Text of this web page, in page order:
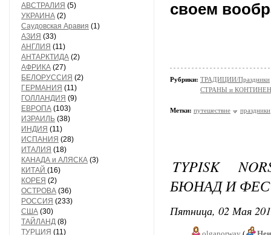
АВСТРАЛИЯ (5)
УКРАИНА (2)
Саудовская Аравия (1)
АЗИЯ (33)
АНГЛИЯ (11)
АНТАРКТИДА (2)
АФРИКА (27)
БЕЛОРУССИЯ (2)
ГЕРМАНИЯ (11)
ГОЛЛАНДИЯ (9)
ЕВРОПА (103)
ИЗРАИЛЬ (38)
ИНДИЯ (11)
ИСПАНИЯ (28)
ИТАЛИЯ (18)
КАНАДА и АЛЯСКА (3)
КИТАЙ (16)
КОРЕЯ (2)
ОСТРОВА (36)
РОССИЯ (233)
США (30)
ТАЙЛАНД (8)
ТУРЦИЯ (11)
своем
Рубрики: ТРАДИЦИИ/Праздники
СТРАНЫ и
Метки: путешествие праздники
TYPISK
БЮНАД И
Пятница, 02 Мая